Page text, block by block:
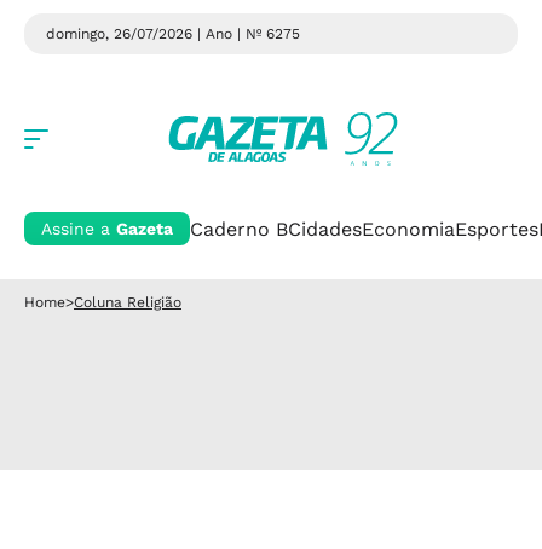
domingo, 26/07/2026 | Ano | Nº 6275
Assine a Gazeta Caderno BCidadesEconomiaEsportes
Home>Coluna Religião